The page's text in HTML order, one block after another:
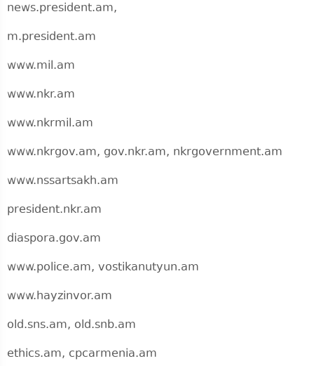
news.president.am,
m.president.am
www.mil.am
www.nkr.am
www.nkrmil.am
www.nkrgov.am, gov.nkr.am, nkrgovernment.am
www.nssartsakh.am
president.nkr.am
diaspora.gov.am
www.police.am, vostikanutyun.am
www.hayzinvor.am
old.sns.am, old.snb.am
ethics.am, cpcarmenia.am